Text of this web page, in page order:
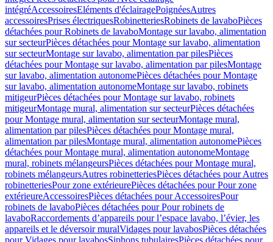
intégréAccessoiresEléments d'éclairagePoignéesAutres
accessoiresPrises électriquesRobinetteriesRobinets de lavaboPièces
détachées pour Robinets de lavaboMontage sur lavabo, alimentation
sur secteurPièces détachées pour Montage sur lavabo, alimentation
sur secteurMontage sur lavabo, alimentation par pilesPièces
détachées pour Montage sur lavabo, alimentation par pilesMontage
sur lavabo, alimentation autonomePièces détachées pour Montage
sur lavabo, alimentation autonomeMontage sur lavabo, robinets
mitigeurPièces détachées pour Montage sur lavabo, robinets
mitigeurMontage mural, alimentation sur secteurPièces détachées
pour Montage mural, alimentation sur secteurMontage mural,
alimentation par pilesPièces détachées pour Montage mural,
alimentation par pilesMontage mural, alimentation autonomePièces
détachées pour Montage mural, alimentation autonomeMontage
mural, robinets mélangeursPièces détachées pour Montage mural,
robinets mélangeursAutres robinetteriesPièces détachées pour Autres
robinetteriesPour zone extérieurePièces détachées pour Pour zone
extérieureAccessoiresPièces détachées pour AccessoiresPour
robinets de lavaboPièces détachées pour Pour robinets de
lavaboRaccordements d’appareils pour l’espace lavabo, l’évier, les
appareils et le déversoir muralVidages pour lavabosPièces détachées
pour Vidages pour lavabosSiphons tubulairesPièces détachées pour